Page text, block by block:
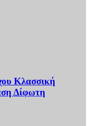
Κλασσική
Δίφωτη